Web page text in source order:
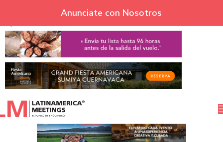
Skip to navigation
Skip to main content
Anunciate con Nosotros